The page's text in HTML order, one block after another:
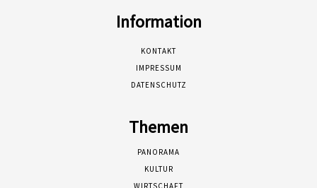
Information
KONTAKT
IMPRESSUM
DATENSCHUTZ
Themen
PANORAMA
KULTUR
WIRTSCHAFT